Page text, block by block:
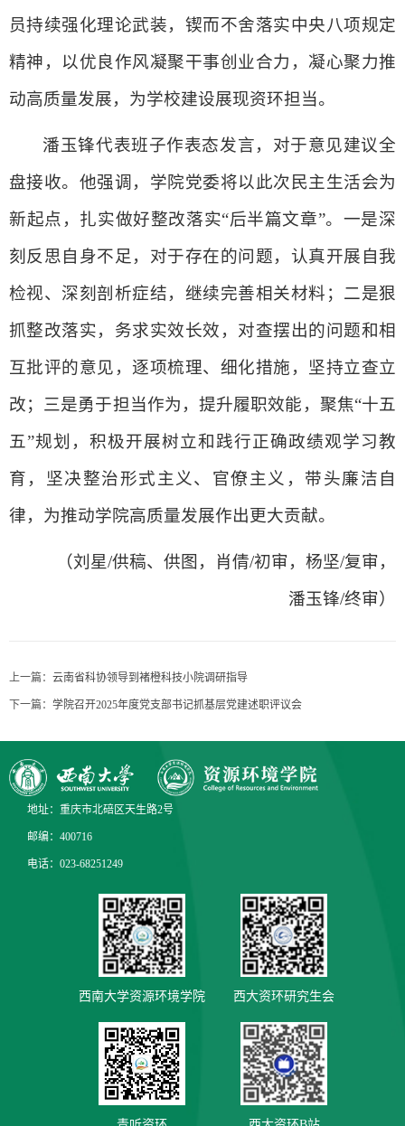
员持续强化理论武装，锲而不舍落实中央八项规定
精神，以优良作风凝聚干事创业合力，凝心聚力推
动高质量发展，为学校建设展现资环担当。
潘玉锋代表班子作表态发言，对于意见建议全
盘接收。他强调，学院党委将以此次民主生活会为
新起点，扎实做好整改落实“后半篇文章”。一是深
刻反思自身不足，对于存在的问题，认真开展自我
检视、深刻剖析症结，继续完善相关材料；二是狠
抓整改落实，务求实效长效，对查摆出的问题和相
互批评的意见，逐项梳理、细化措施，坚持立查立
改；三是勇于担当作为，提升履职效能，聚焦“十五
五”规划，积极开展树立和践行正确政绩观学习教
育，坚决整治形式主义、官僚主义，带头廉洁自
律，为推动学院高质量发展作出更大贡献。
（刘星/供稿、供图，肖倩/初审，杨坚/复审，
潘玉锋/终审）
上一篇： 云南省科协领导到褚橙科技小院调研指导
下一篇： 学院召开2025年度党支部书记抓基层党建述职评议会
地址：重庆市北碚区天生路2号
邮编：400716
电话：023-68251249
西南大学资源环境学院 西大资环研究生会